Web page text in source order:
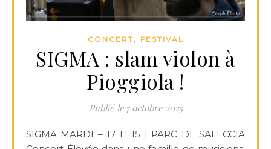
CONCERT, FESTIVAL
SIGMA : slam violon à
Pioggiola !
7 octobre 2025
SIGMA MARDI – 17 H 15 | PARC DE SALECCIA